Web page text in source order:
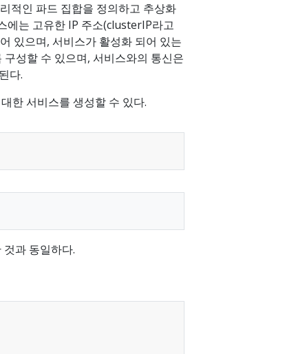
적인 파드 집합을 정의하고 추상화
에는 고유한 IP 주소(clusterIP라고
있으며, 서비스가 활성화 되어 있는
성할 수 있으며, 서비스와의 통신은
다.
한 서비스를 생성할 수 있다.
과 동일하다.